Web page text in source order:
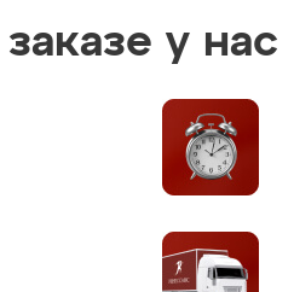
у нас